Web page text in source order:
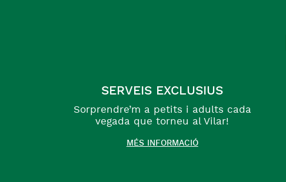
SERVEIS EXCLUSIUS
Sorprendre’m a petits i adults cada
vegada que torneu al Vilar!
MÉS INFORMACIÓ